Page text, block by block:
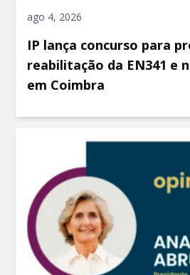
ago 4, 2026
IP lança concurso para
reabilitação da EN341 e
em Coimbra